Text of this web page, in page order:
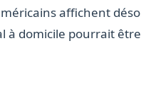
affichent
à domicile pourrait